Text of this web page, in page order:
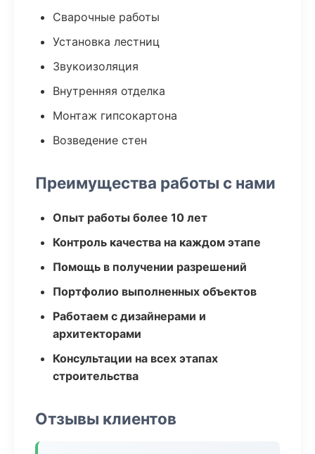
Сварочные работы
Установка лестниц
Звукоизоляция
Внутренняя отделка
Монтаж гипсокартона
Возведение стен
Преимущества работы с нами
Опыт работы более 10 лет
Контроль качества на каждом этапе
Помощь в получении разрешений
Портфолио выполненных объектов
Работаем с дизайнерами и
архитекторами
Консультации на всех этапах
строительства
Отзывы клиентов